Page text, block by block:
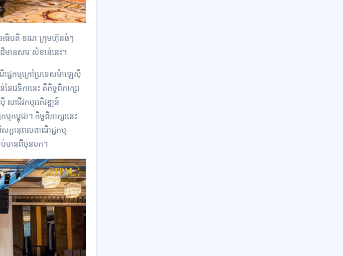
ាអធិបតី ខណៈក្រុមហ៊ុនធំៗ
ានសារៈសំខាន់នេះ។
ជ្ជកម្មក្រៅប្រទេសម៉ាឡេស៊ី
ទិកានេះ គឺកិច្ចពិភាក្សា
សាជីវកម្មអភិវឌ្ឍន៍
ពុជា។ កិច្ចពិភាក្សានេះ
ក្តានុពលពាណិជ្ជកម្ម
ប់មានពីមុនមក។